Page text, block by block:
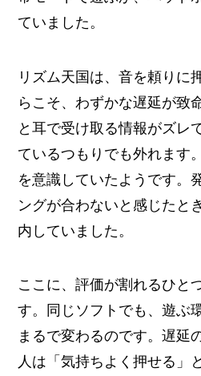
ていました。
リズム天国は、音を頼りに
らこそ、わずかな遅延が致
と耳で受け取る情報がズレ
ているつもりでも外れます
を意識していたようです。
ングが合わないと感じたと
内していました。
ここに、評価が割れるひと
す。同じソフトでも、遊ぶ
まるで変わるのです。遅延
人は「気持ちよく押せる」